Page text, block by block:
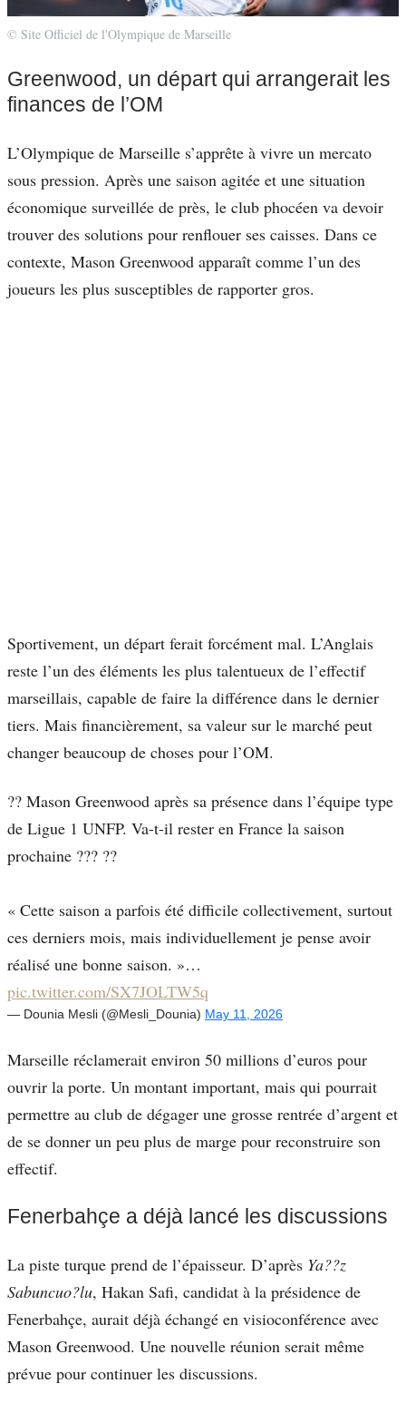
© Site Officiel de l'Olympique de Marseille
Greenwood, un départ qui arrangerait les
finances de l’OM
L’Olympique de Marseille s’apprête à vivre un mercato
sous pression. Après une saison agitée et une situation
économique surveillée de près, le club phocéen va devoir
trouver des solutions pour renflouer ses caisses. Dans ce
contexte, Mason Greenwood apparaît comme l’un des
joueurs les plus susceptibles de rapporter gros.
Sportivement, un départ ferait forcément mal. L’Anglais
reste l’un des éléments les plus talentueux de l’effectif
marseillais, capable de faire la différence dans le dernier
tiers. Mais financièrement, sa valeur sur le marché peut
changer beaucoup de choses pour l’OM.
?? Mason Greenwood après sa présence dans l’équipe type
de Ligue 1 UNFP. Va-t-il rester en France la saison
prochaine ??? ??
« Cette saison a parfois été difficile collectivement, surtout
ces derniers mois, mais individuellement je pense avoir
réalisé une bonne saison. »…
pic.twitter.com/SX7JOLTW5q
— Dounia Mesli (@Mesli_Dounia) May 11, 2026
Marseille réclamerait environ 50 millions d’euros pour
ouvrir la porte. Un montant important, mais qui pourrait
permettre au club de dégager une grosse rentrée d’argent et
de se donner un peu plus de marge pour reconstruire son
effectif.
Fenerbahçe a déjà lancé les discussions
La piste turque prend de l’épaisseur. D’après Ya??z
Sabuncuo?lu, Hakan Safi, candidat à la présidence de
Fenerbahçe, aurait déjà échangé en visioconférence avec
Mason Greenwood. Une nouvelle réunion serait même
prévue pour continuer les discussions.